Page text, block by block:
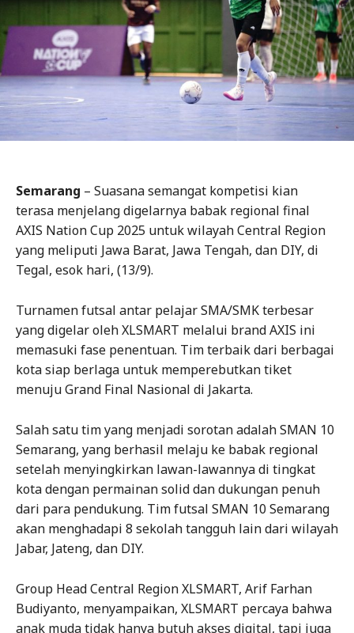
Semarang – Suasana semangat kompetisi kian
terasa menjelang digelarnya babak regional final
AXIS Nation Cup 2025 untuk wilayah Central Region
yang meliputi Jawa Barat, Jawa Tengah, dan DIY, di
Tegal, esok hari, (13/9).
Turnamen futsal antar pelajar SMA/SMK terbesar
yang digelar oleh XLSMART melalui brand AXIS ini
memasuki fase penentuan. Tim terbaik dari berbagai
kota siap berlaga untuk memperebutkan tiket
menuju Grand Final Nasional di Jakarta.
Salah satu tim yang menjadi sorotan adalah SMAN 10
Semarang, yang berhasil melaju ke babak regional
setelah menyingkirkan lawan-lawannya di tingkat
kota dengan permainan solid dan dukungan penuh
dari para pendukung. Tim futsal SMAN 10 Semarang
akan menghadapi 8 sekolah tangguh lain dari wilayah
Jabar, Jateng, dan DIY.
Group Head Central Region XLSMART, Arif Farhan
Budiyanto, menyampaikan, XLSMART percaya bahwa
anak muda tidak hanya butuh akses digital, tapi juga